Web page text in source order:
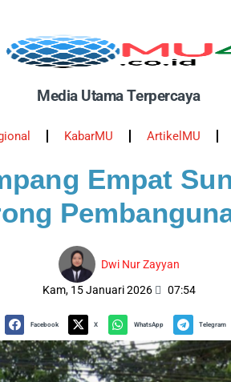
Media Utama Terpercaya
KabarMU ArtikelMU
Empat
Dwi Nur Zayyan
Kam, 15 Januari 2026 07:54
Facebook X WhatsApp Telegram